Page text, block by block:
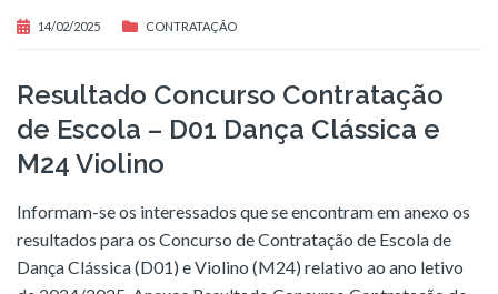
14/02/2025 CONTRATAÇÃO
Resultado Concurso Contratação
de Escola – D01 Dança Clássica e
M24 Violino
Informam-se os interessados que se encontram em anexo os
resultados para os Concurso de Contratação de Escola de
Dança Clássica (D01) e Violino (M24) relativo ao ano letivo